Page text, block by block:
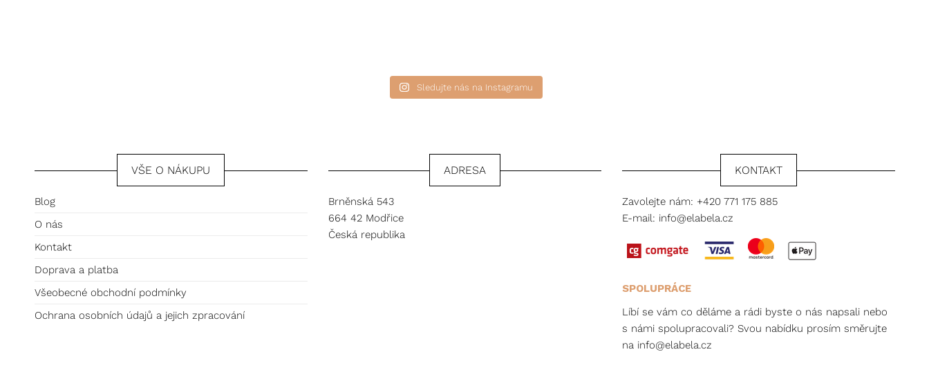
Sledujte nás na Instagramu
VŠE O NÁKUPU
Blog
O nás
Kontakt
Doprava a platba
Všeobecné obchodní podmínky
Ochrana osobních údajů a jejich zpracování
ADRESA
Brněnská 543
664 42 Modřice
Česká republika
KONTAKT
Zavolejte nám: +420 771 175 885
E-mail: info@elabela.cz
SPOLUPRÁCE
Líbí se vám co děláme a rádi byste o nás napsali nebo
s námi spolupracovali? Svou nabídku prosím směrujte
na info@elabela.cz